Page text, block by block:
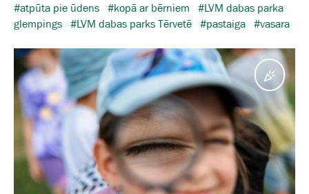
#atpūta pie ūdens #kopā ar bērniem
#LVM dabas parka
glempings #LVM dabas parks Tērvetē #pastaiga #vasara